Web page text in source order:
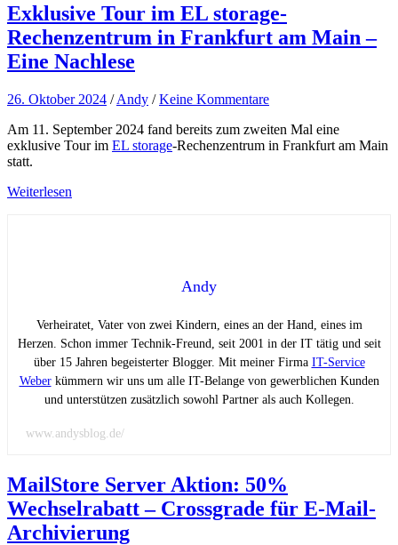
Exklusive Tour im EL storage-
Rechenzentrum in Frankfurt am Main –
Eine Nachlese
26. Oktober 2024 /Andy /Keine Kommentare
Am 11. September 2024 fand bereits zum zweiten Mal eine
exklusive Tour im EL storage-Rechenzentrum in Frankfurt am Main
statt.
Weiterlesen
Andy
Verheiratet, Vater von zwei Kindern, eines an der Hand, eines im
Herzen. Schon immer Technik-Freund, seit 2001 in der IT tätig und seit
über 15 Jahren begeisterter Blogger. Mit meiner Firma IT-Service
Weberkümmern wir uns um alle IT-Belange von gewerblichen Kunden
und unterstützen zusätzlich sowohl Partner als auch Kollegen.
www.andysblog.de/
MailStore Server Aktion: 50%
Wechselrabatt – Crossgrade für E-Mail-
Archivierung